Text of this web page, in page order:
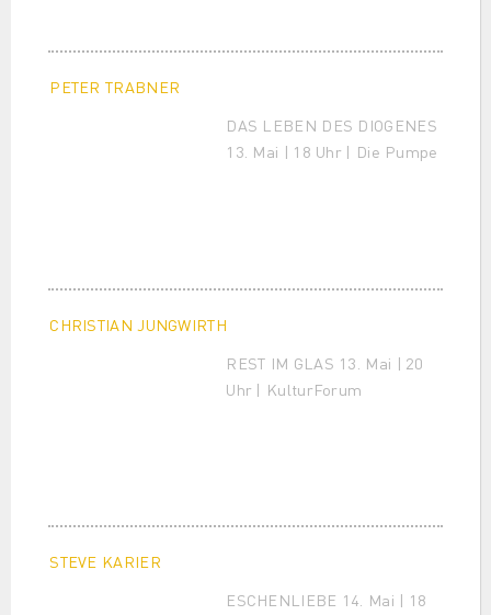
PETER TRABNER
DAS LEBEN DES DIOGENES
13. Mai | 18 Uhr | Die Pumpe
CHRISTIAN JUNGWIRTH
REST IM GLAS 13. Mai | 20
Uhr | KulturForum
STEVE KARIER
ESCHENLIEBE 14. Mai | 18